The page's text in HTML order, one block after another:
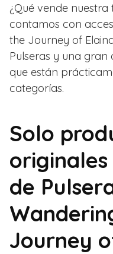
¿Qué vende
contamos con
the Journey of
Pulseras y una gran
que están
categorías.
Solo
de
Journey